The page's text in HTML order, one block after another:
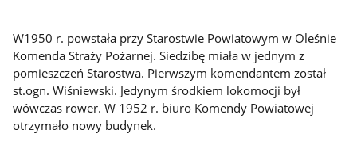
W1950 r. powstała przy Starostwie Powiatowym w Oleśnie
Komenda Straży Pożarnej. Siedzibę miała w jednym z
pomieszczeń Starostwa. Pierwszym komendantem został
st.ogn. Wiśniewski. Jedynym środkiem lokomocji był
wówczas rower. W 1952 r. biuro Komendy Powiatowej
otrzymało nowy budynek.